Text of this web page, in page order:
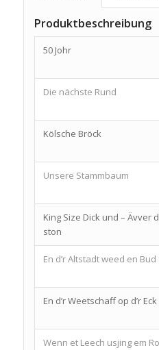
Produktbeschreibung
50 Johr
Die nächste Rund
Kölsche Bröck
Unsere Stammbaum
King Size Dick und – Ävver
ston
En d’r Altstadt weed en
En d’r Weetschaff op d’r Eck
Wenn et Leech usjing em